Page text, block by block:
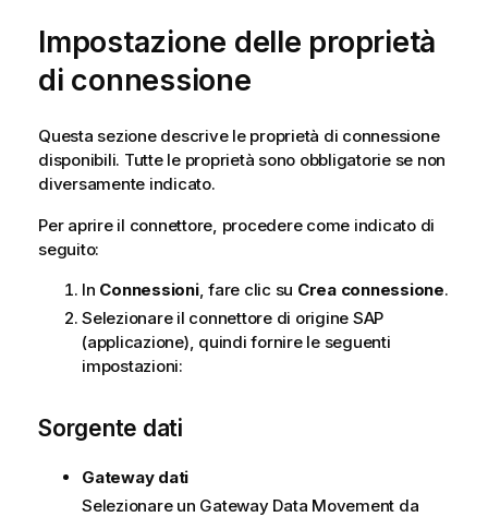
i
n
f
r
m
a
i
c
Impostazione delle proprietà
di connessione
Questa sezione descrive le proprietà di connessione
disponibili. Tutte le proprietà sono obbligatorie se non
diversamente indicato.
Per aprire il connettore, procedere come indicato di
seguito:
In Connessioni, fare clic su Crea connessione.
Selezionare il connettore di origine SAP
(applicazione) , quindi fornire le seguenti
impostazioni:
Sorgente dati
Gateway dati
Selezionare un Gateway Data Movement da